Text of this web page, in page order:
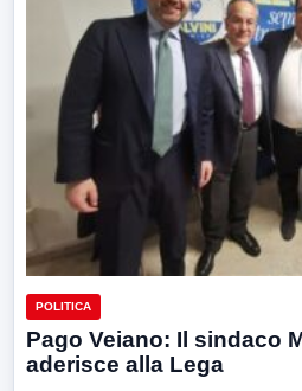
POLITICA
Pago Veiano: Il sindaco
aderisce alla Lega